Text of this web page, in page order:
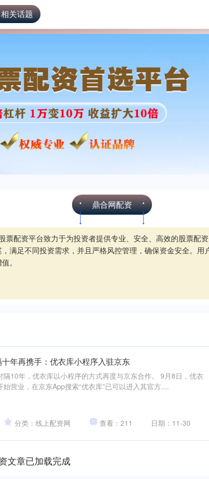
合网配资
鼎合网配资
配资平台致力于为投资者提供专业、安全、高效的股票配
满足不同投资需求，并且严格风控管理，确保资金安全。用
。
关话题
年再携手：优衣库小程序入驻京东
10年，优衣库以小程序的方式再度与京东合作。 9月8日，优衣
营业，在京东App搜索“优衣库”已可以进入其官方....
分类：线上配资网 查看：211 日期：11-30
文章已加载完成